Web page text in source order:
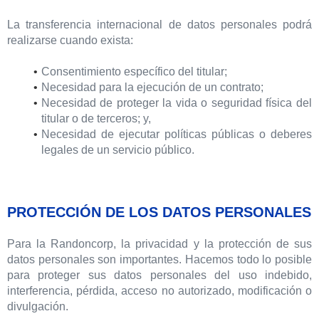
La transferencia internacional de datos personales podrá
realizarse cuando exista:
Consentimiento específico del titular;
Necesidad para la ejecución de un contrato;
Necesidad de proteger la vida o seguridad física del
titular o de terceros; y,
Necesidad de ejecutar políticas públicas o deberes
legales de un servicio público.
PROTECCIÓN DE LOS DATOS PERSONALES
Para la Randoncorp, la privacidad y la protección de sus
datos personales son importantes. Hacemos todo lo posible
para proteger sus datos personales del uso indebido,
interferencia, pérdida, acceso no autorizado, modificación o
divulgación.